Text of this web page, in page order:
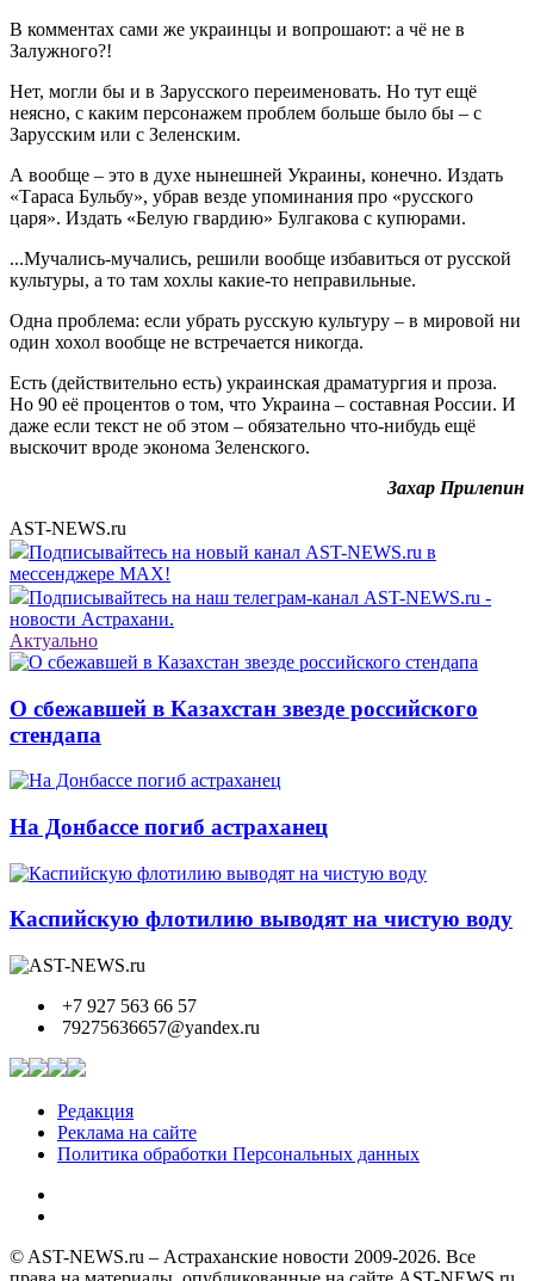
В комментах сами же украинцы и вопрошают: а чё не в
Залужного?!
Нет, могли бы и в Зарусского переименовать. Но тут ещё
неясно, с каким персонажем проблем больше было бы – с
Зарусским или с Зеленским.
А вообще – это в духе нынешней Украины, конечно. Издать
«Тараса Бульбу», убрав везде упоминания про «русского
царя». Издать «Белую гвардию» Булгакова с купюрами.
...Мучались-мучались, решили вообще избавиться от русской
культуры, а то там хохлы какие-то неправильные.
Одна проблема: если убрать русскую культуру – в мировой ни
один хохол вообще не встречается никогда.
Есть (действительно есть) украинская драматургия и проза.
Но 90 её процентов о том, что Украина – составная России. И
даже если текст не об этом – обязательно что-нибудь ещё
выскочит вроде эконома Зеленского.
Захар Прилепин
AST-NEWS.ru
Подписывайтесь на новый канал AST-NEWS.ru в
мессенджере MAX!
Подписывайтесь на наш телеграм-канал AST-NEWS.ru -
новости Астрахани.
Актуально
О сбежавшей в Казахстан звезде российского
стендапа
На Донбассе погиб астраханец
Каспийскую флотилию выводят на чистую воду
+7 927 563 66 57
79275636657@yandex.ru
Редакция
Реклама на сайте
Политика обработки Персональных данных
© AST-NEWS.ru – Астраханские новости 2009-2026. Все